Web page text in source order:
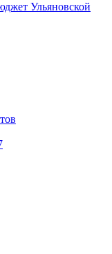
Ульяновской